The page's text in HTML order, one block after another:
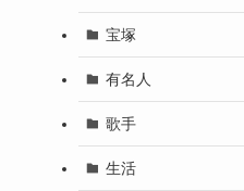
宝塚
有名人
歌手
生活